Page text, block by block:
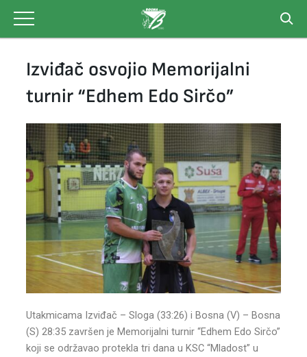
content
Izviđač osvojio Memorijalni
turnir “Edhem Edo Sirčo”
Utakmicama Izviđač – Sloga (33:26) i Bosna (V) – Bosna
(S) 28:35 završen je Memorijalni turnir “Edhem Edo Sirčo”
koji se održavao protekla tri dana u KSC “Mladost” u